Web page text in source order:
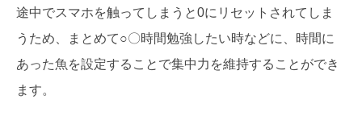
途中でスマホを触ってしまうと0にリセットされてしま
うため、まとめて○〇時間勉強したい時などに、時間に
あった魚を設定することで集中力を維持することができ
ます。